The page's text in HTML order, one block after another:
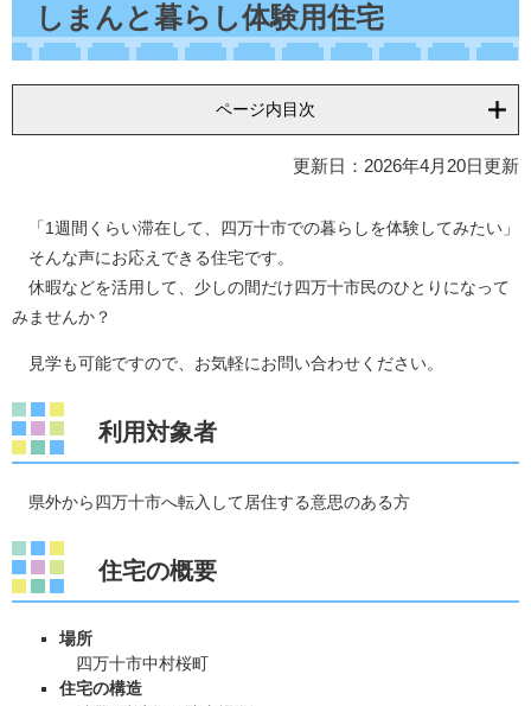
しまんと暮らし体験用住宅
ページ内目次
更新日：2026年4月20日更新
「1週間くらい滞在して、四万十市での暮らしを体験してみたい」
そんな声にお応えできる住宅です。
休暇などを活用して、少しの間だけ四万十市民のひとりになって
みませんか？
見学も可能ですので、お気軽にお問い合わせください。
利用対象者
県外から四万十市へ転入して居住する意思のある方
住宅の概要
場所
四万十市中村桜町
住宅の構造